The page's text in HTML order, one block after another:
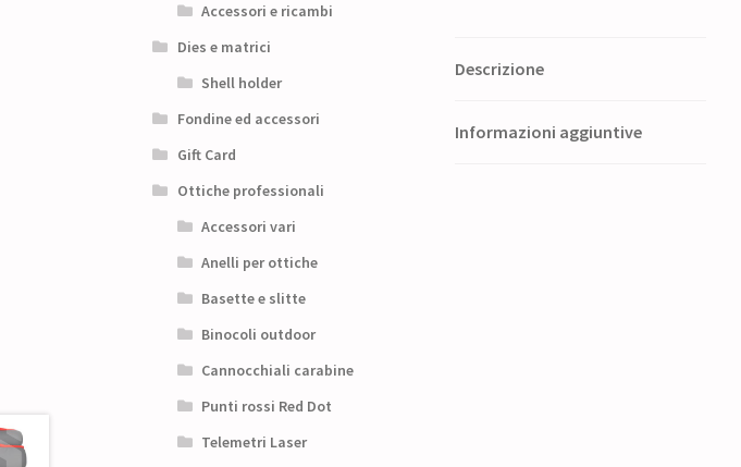
Descrizione
Informazioni aggiuntive
Accessori e ricambi
Dies e matrici
Shell holder
Fondine ed accessori
Gift Card
Ottiche professionali
Accessori vari
Anelli per ottiche
Basette e slitte
Binocoli outdoor
Cannocchiali carabine
Punti rossi Red Dot
Telemetri Laser